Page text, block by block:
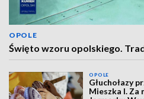
OPOLE
Święto wzoru opolskiego.
OPOLE
Głuchołazy
Mieszka I. Za